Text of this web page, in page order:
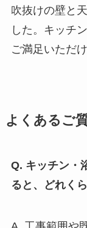
吹抜けの壁と
した。キッチ
ご満足いただ
よくあるご
Q. キッチン・
ると、どれく